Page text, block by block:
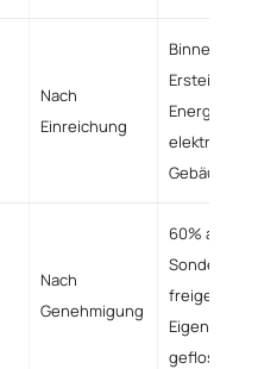
Nach
Einreichung
Binnen 3
Nach
Genehmigung
60% auf ein
Eigenmittel
geflossen